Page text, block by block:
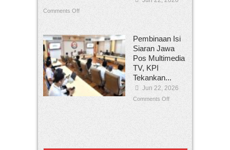
Comments Off
Pembinaan Isi
Siaran Jawa
Pos Multimedia
TV, KPI
Tekankan...
Jun 22, 2026
Comments Off